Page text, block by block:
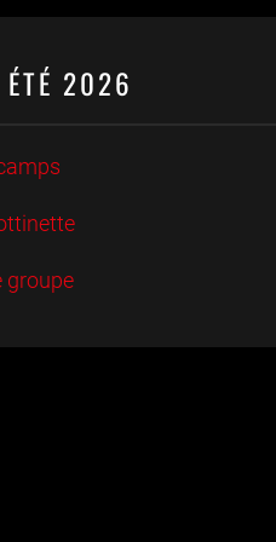
ÉTÉ 2026
groupe